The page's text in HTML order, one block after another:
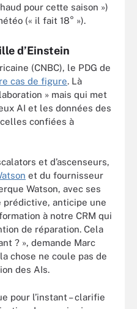
pour cette saison »)
(« il fait 18° »).
d’Einstein
(CNBC), le PDG de
cas de figure. Là
» mais qui met
AI et les données des
confiées à
et d’ascenseurs,
et du fournisseur
Watson, avec ses
prédictive, anticipe une
à notre CRM qui
de réparation. Cela
? », demande Marc
chose ne coule pas de
des AIs.
pour l’instant – clarifie